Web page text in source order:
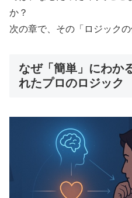
か？
次の章で、その「ロジック
なぜ「簡単」にわか
れたプロのロジック